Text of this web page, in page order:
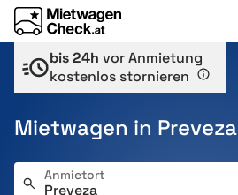
bis 24h vor Anmietung
kostenlos stornieren
Mietwagen in Preveza
Anmietort